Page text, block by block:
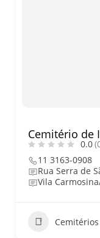
Cemitério de
0.0
11 3163-0908
Rua Serra de
Vila
Cemitérios